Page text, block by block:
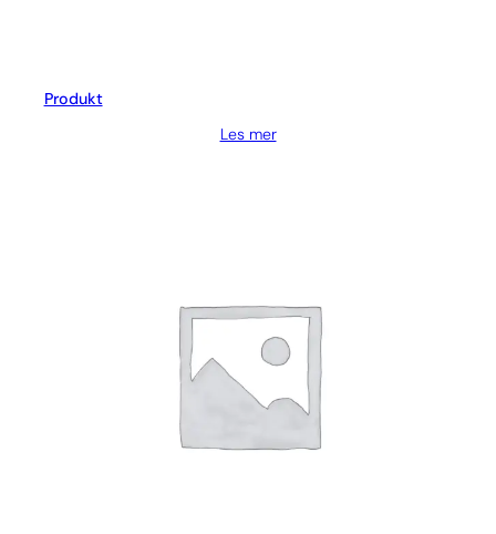
Produkt
Les mer